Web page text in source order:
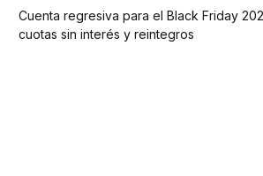
Cuenta regresiva para el Black Friday
cuotas sin interés y reintegros